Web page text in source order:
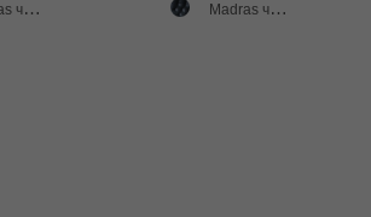
Madras черный матовый